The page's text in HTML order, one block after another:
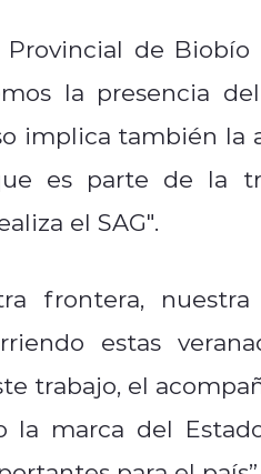
Provincial de
la presencia
implica también la
es parte de la
el SAG".
frontera, nuestra
estas
trabajo, el
la marca del